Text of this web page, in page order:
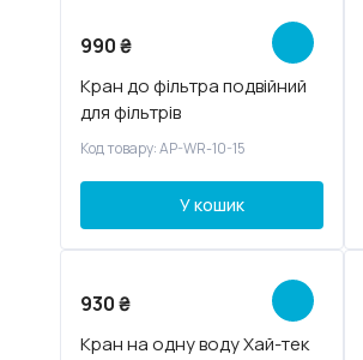
990₴
Кран до фільтра подвійний
для фільтрів
Код товару: AP-WR-10-15
У кошик
930₴
Кран на одну воду Хай-тек